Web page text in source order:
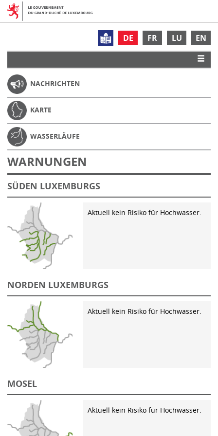
DE FR LU EN
NACHRICHTEN
KARTE
WASSERLÄUFE
WARNUNGEN
SÜDEN LUXEMBURGS
Aktuell kein Risiko für Hochwasser.
NORDEN LUXEMBURGS
Aktuell kein Risiko für Hochwasser.
MOSEL
Aktuell kein Risiko für Hochwasser.